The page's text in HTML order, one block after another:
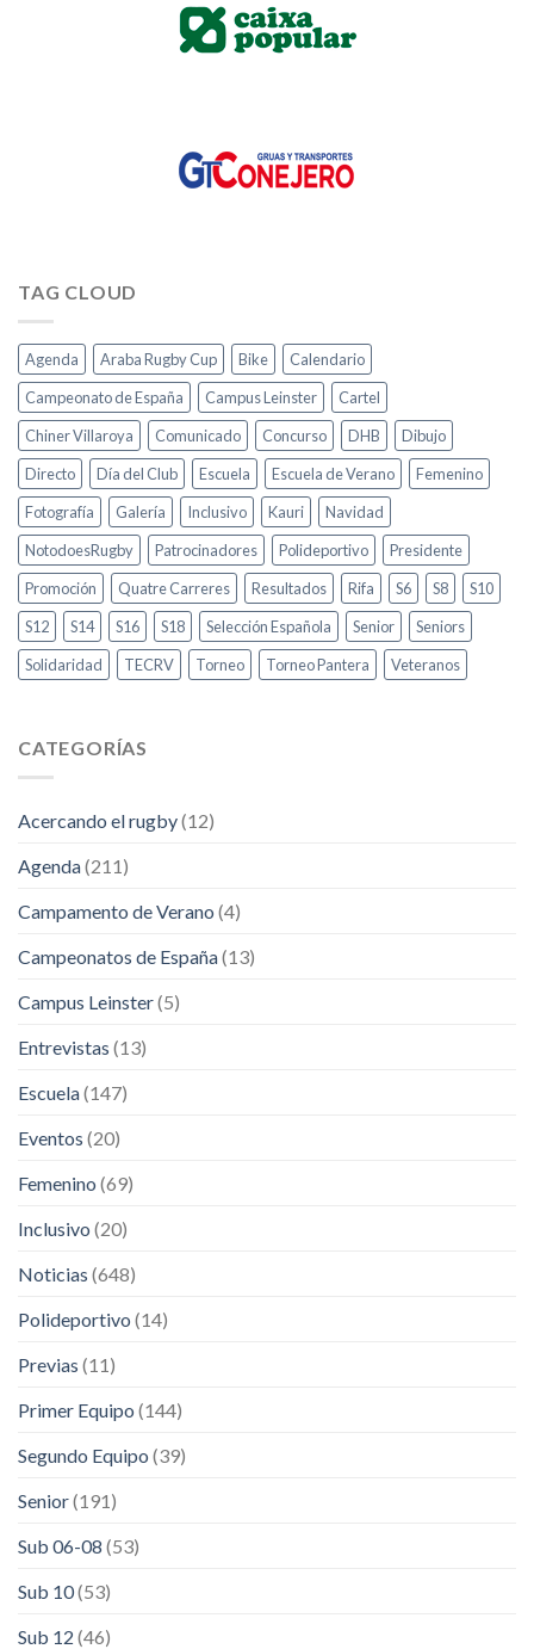
TAG CLOUD
Agenda Araba Rugby Cup Bike
Calendario
Campeonato de España
Campus Leinster
Cartel
Chiner Villaroya
Comunicado Concurso DHB
Dibujo
Directo
Día del Club Escuela Escuela de Verano
Femenino
Fotografía
Galería Inclusivo Kauri
Navidad
NotodoesRugby
Patrocinadores Polideportivo
Presidente
Promoción
Quatre Carreres Resultados Rifa S6 S8
S10
S12
S14 S16 S18 Selección Española Senior
Seniors
Solidaridad
TECRV Torneo Torneo Pantera Veteranos
CATEGORÍAS
Acercando el rugby(12)
Agenda(211)
Campamento de Verano (4)
Campeonatos de España(13)
Campus Leinster(5)
Entrevistas (13)
Escuela(147)
Eventos (20)
Femenino (69)
Inclusivo (20)
Noticias (648)
Polideportivo (14)
Previas (11)
Primer Equipo (144)
Segundo Equipo (39)
Senior(191)
Sub 06-08 (53)
Sub 10(53)
Sub 12 (46)